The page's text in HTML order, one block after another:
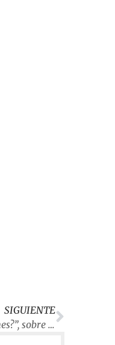
SIGUIENTE
Tres vilanovines, guanyadores del 21è Concurs “Com ens veiem les dones?”, sobre la pressió estètica